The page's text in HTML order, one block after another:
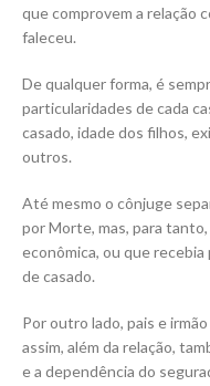
que comprovem a relação
faleceu.
De qualquer forma, é
particularidades de cada
casado, idade dos filhos,
outros.
Até mesmo o cônjuge
por Morte, mas, para
econômica, ou que
de casado.
Por outro lado, pais e
assim, além da relação,
e a dependência do